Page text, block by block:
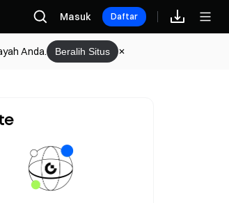
HadiahMasuk Daftar
Anda. Beralih Situs